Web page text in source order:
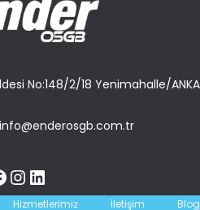
No:148/2/18 Yenimahalle/
info@enderosgb.com.tr
Hizmetlerimiz İletişim Blog